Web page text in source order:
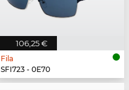
106,25 €
Fila
SFI723 - 0E70